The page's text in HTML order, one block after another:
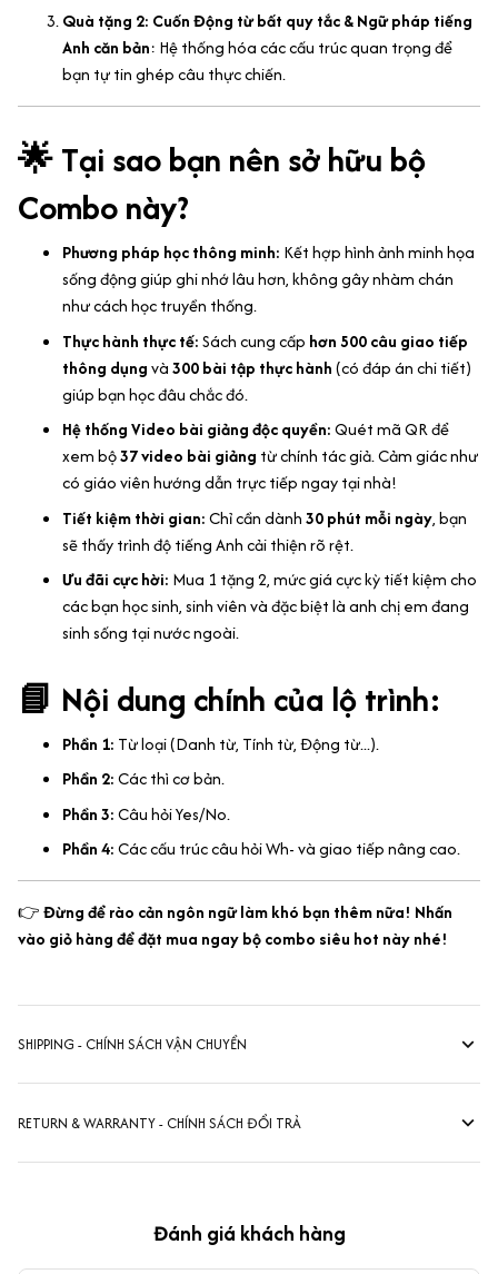
Quà tặng 2: Cuốn Động từ bất quy tắc & Ngữ pháp tiếng
Anh căn bản: Hệ thống hóa các cấu trúc quan trọng để
bạn tự tin ghép câu thực chiến.
🌟 Tại sao bạn nên sở hữu bộ
Combo này?
Phương pháp học thông minh: Kết hợp hình ảnh minh họa
sống động giúp ghi nhớ lâu hơn, không gây nhàm chán
như cách học truyền thống.
Thực hành thực tế:Sách cung cấp hơn 500 câu giao tiếp
thông dụngvà300 bài tập thực hành(có đáp án chi tiết)
giúp bạn học đâu chắc đó.
Hệ thống Video bài giảng độc quyền:Quét mã QR để
xem bộ37 video bài giảng từ chính tác giả. Cảm giác như
có giáo viên hướng dẫn trực tiếp ngay tại nhà!
Tiết kiệm thời gian:Chỉ cần dành30 phút mỗi ngày, bạn
sẽ thấy trình độ tiếng Anh cải thiện rõ rệt.
Ưu đãi cực hời: Mua 1 tặng 2, mức giá cực kỳ tiết kiệm cho
các bạn học sinh, sinh viên và đặc biệt là anh chị em đang
sinh sống tại nước ngoài.
📘 Nội dung chính của lộ trình:
Phần 1: Từ loại (Danh từ, Tính từ, Động từ...).
Phần 2:Các thì cơ bản.
Phần 3:Câu hỏi Yes/No.
Phần 4:Các cấu trúc câu hỏi Wh- và giao tiếp nâng cao.
👉Đừng để rào cản ngôn ngữ làm khó bạn thêm nữa! Nhấn
vào giỏ hàng để đặt mua ngay bộ combo siêu hot này nhé!
SHIPPING - CHÍNH SÁCH VẬN CHUYỂN
RETURN & WARRANTY - CHÍNH SÁCH ĐỔI TRẢ
Đánh giá khách hàng